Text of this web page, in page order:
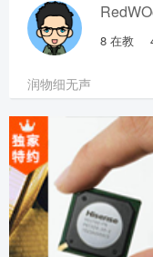
8 在教
润物细无声